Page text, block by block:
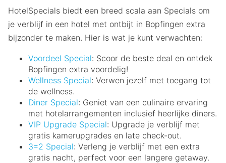
HotelSpecials biedt een breed scala aan Specials om
je verblijf in een hotel met ontbijt in Bopfingen extra
bijzonder te maken. Hier is wat je kunt verwachten:
Voordeel Special: Scoor de beste deal en ontdek
Bopfingen extra voordelig!
Wellness Special: Verwen jezelf met toegang tot
de wellness.
Diner Special: Geniet van een culinaire ervaring
met hotelarrangementen inclusief heerlijke diners.
VIP Upgrade Special: Upgrade je verblijf met
gratis kamerupgrades en late check-out.
3=2 Special: Verleng je verblijf met een extra
gratis nacht, perfect voor een langere getaway.